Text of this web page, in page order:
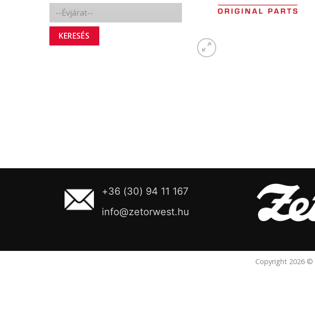
KERESÉS
+36 (30) 94 11 167
info@zetorwest.hu
Copyright 2026 ©